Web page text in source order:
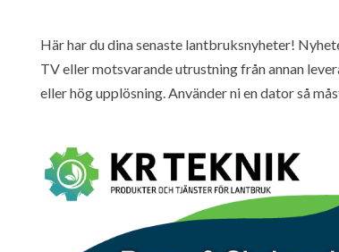
Här har du dina senaste lantbruksnyheter!
TV eller motsvarande utrustning från annan
eller hög upplösning. Använder ni en dator så